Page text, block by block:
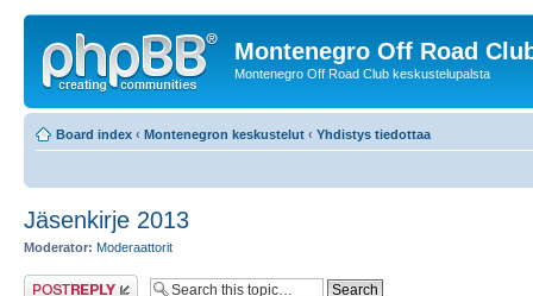
Montenegro Off Road
Montenegro Off Road Club keskustelupalsta
Board index ‹ Montenegron keskustelut ‹ Yhdistys tiedottaa
Jäsenkirje 2013
Moderator: Moderaattorit
Post a reply